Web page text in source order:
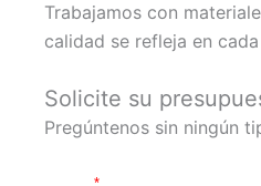
Trabajamos con
calidad se refleja en
Solicite su
Pregúntenos sin ningún